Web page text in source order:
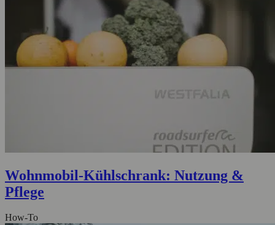
Wohnmobil‑Kühlschrank: Nutzung &
Pflege
How-To